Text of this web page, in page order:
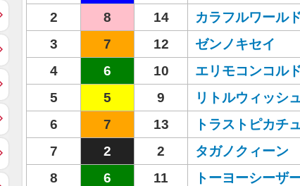
2
8 14 カラフルワール
3
7 12 ゼンノキセイ
4
6 10 エリモコンコル
5
5 9 リトルウィッシュ
6
7 13 トラストピカチ
7
2 2 タガノクィーン
8
6 11 トーヨーシーザ